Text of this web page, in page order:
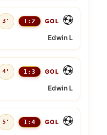
3' 1:2 GOL
Edwin L
4' 1:3 GOL
Edwin L
5' 1:4 GOL